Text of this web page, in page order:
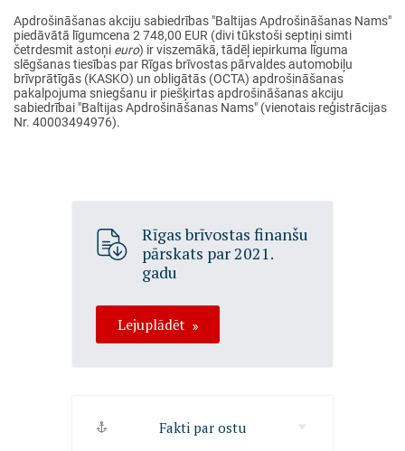
Apdrošināšanas akciju sabiedrības "Baltijas Apdrošināšanas Nams"
piedāvātā līgumcena 2 748,00 EUR (divi tūkstoši septiņi simti
četrdesmit astoņi euro) ir viszemākā, tādēļ iepirkuma līguma
slēgšanas tiesības par Rīgas brīvostas pārvaldes automobiļu
brīvprātīgās (KASKO) un obligātās (OCTA) apdrošināšanas
pakalpojuma sniegšanu ir piešķirtas apdrošināšanas akciju
sabiedrībai "Baltijas Apdrošināšanas Nams" (vienotais reģistrācijas
Nr. 40003494976).
Rīgas brīvostas finanšu
pārskats par 2021.
gadu
Lejuplādēt
Fakti par ostu